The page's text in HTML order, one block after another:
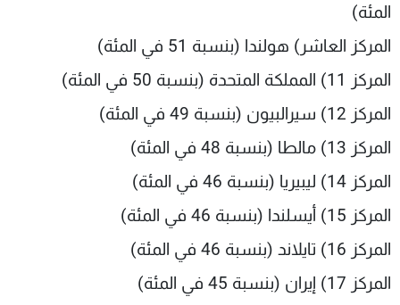
المئة)
المركز العاشر) هولندا (بنسبة 51 في المئة)
المركز 11) المملكة المتحدة (بنسبة 50 في المئة)
المركز 12) سيرالبيون (بنسبة 49 في المئة)
المركز 13) مالطا (بنسبة 48 في المئة)
المركز 14) ليبيريا (بنسبة 46 في المئة)
المركز 15) أيسلندا (بنسبة 46 في المئة)
المركز 16) تايلاند (بنسبة 46 في المئة)
المركز 17) إيران (بنسبة 45 في المئة)